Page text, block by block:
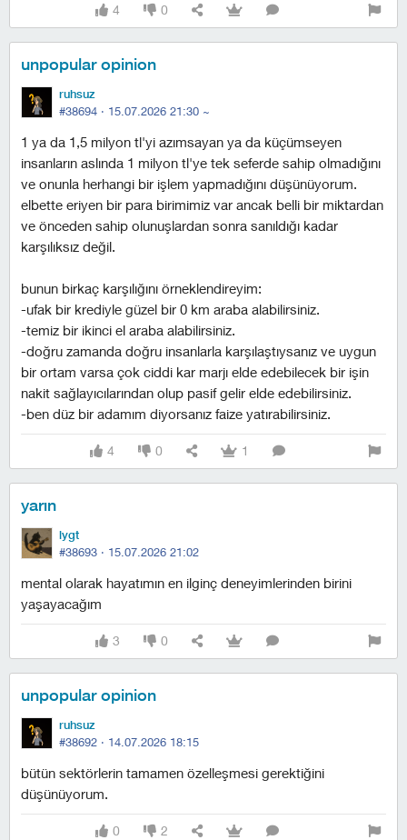
4 0
unpopular opinion
ruhsuz
#38694 · 15.07.2026 21:30 ~
1 ya da 1,5 milyon tl'yi azımsayan ya da küçümseyen
insanların aslında 1 milyon tl'ye tek seferde sahip olmadığını
ve onunla herhangi bir işlem yapmadığını düşünüyorum.
elbette eriyen bir para birimimiz var ancak belli bir miktardan
ve önceden sahip olunuşlardan sonra sanıldığı kadar
karşılıksız değil.
bunun birkaç karşılığını örneklendireyim:
-ufak bir krediyle güzel bir 0 km araba alabilirsiniz.
-temiz bir ikinci el araba alabilirsiniz.
-doğru zamanda doğru insanlarla karşılaştıysanız ve uygun
bir ortam varsa çok ciddi kar marjı elde edebilecek bir işin
nakit sağlayıcılarından olup pasif gelir elde edebilirsiniz.
-ben düz bir adamım diyorsanız faize yatırabilirsiniz.
4 0 1
yarın
lygt
#38693 · 15.07.2026 21:02
mental olarak hayatımın en ilginç deneyimlerinden birini
yaşayacağım
3 0
unpopular opinion
ruhsuz
#38692 · 14.07.2026 18:15
bütün sektörlerin tamamen özelleşmesi gerektiğini
düşünüyorum.
0 2